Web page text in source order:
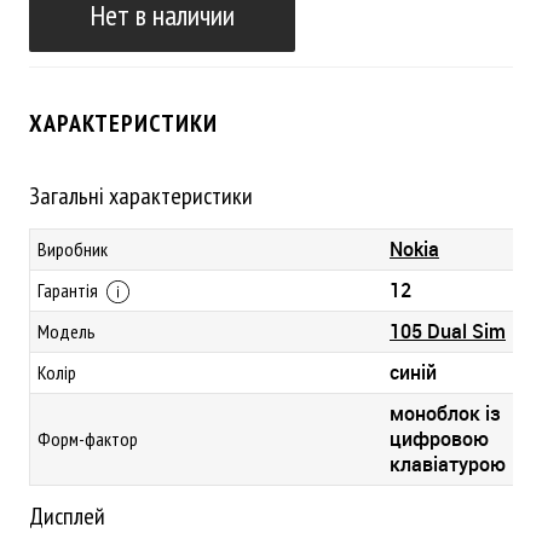
Нет в наличии
ХАРАКТЕРИСТИКИ
Загальні характеристики
Виробник Nokia
Гарантія 12
Модель 105 Dual Sim
Колір синій
Форм-фактор
моноблок із
цифровою
клавіатурою
Дисплей